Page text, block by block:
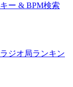
キー & BPM検索
ラジオ局ランキン